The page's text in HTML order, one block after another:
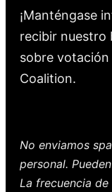
¡Manténgase
recibir nuestro
sobre
Coalition.
No enviamos
personal.
La frecuencia de